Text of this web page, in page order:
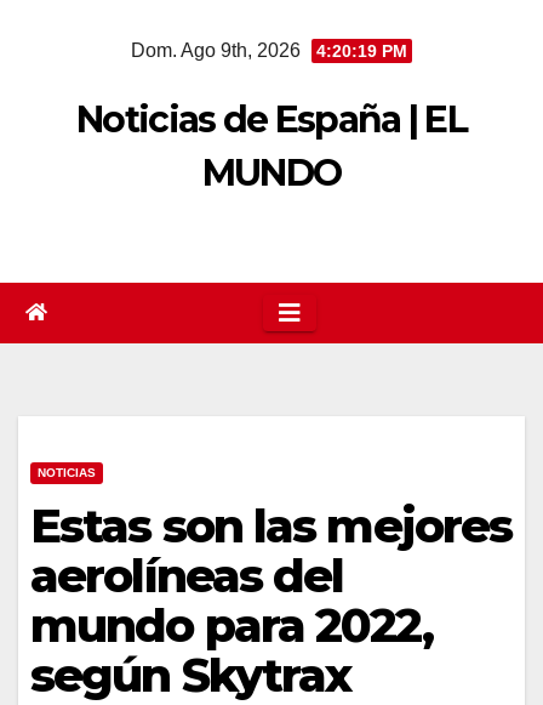
Dom. Ago 9th, 2026 4:20:20 PM
Noticias de España | EL
MUNDO
NOTICIAS
Estas son las mejores
aerolíneas del
mundo para 2022,
según Skytrax